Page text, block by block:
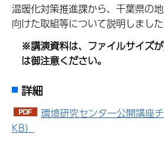
温暖化対策推進課から、千葉県の
向けた取組等について説明しました
※講演資料は、ファイルサイズ
は御注意ください。
詳細
環境研究センター公開講座
KB）